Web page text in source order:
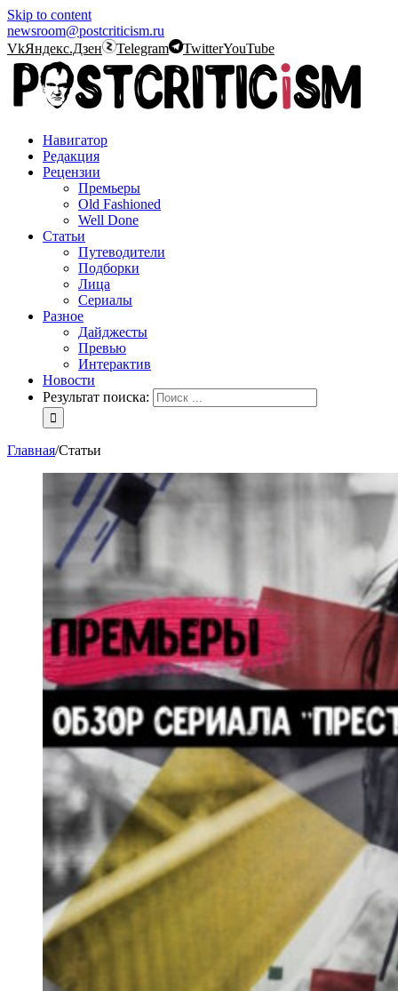
Skip to content
newsroom@postcriticism.ru
VkЯндекс.Дзен Telegram TwitterYouTube
Навигатор
Редакция
Рецензии
Премьеры
Old Fashioned
Well Done
Статьи
Путеводители
Подборки
Лица
Сериалы
Разное
Дайджесты
Превью
Интерактив
Новости
Результат поиска:
Главная/Статьи